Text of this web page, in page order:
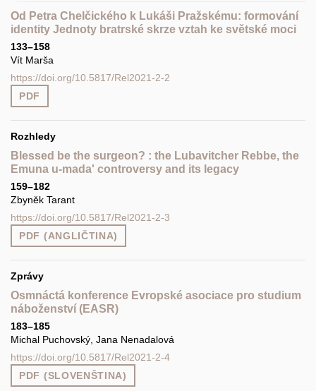
Od Petra Chelčického k Lukáši Pražskému: formování
identity Jednoty bratrské skrze vztah ke světské moci
133–158
Vít Marša
https://doi.org/10.5817/Rel2021-2-2
PDF
Rozhledy
Blessed be the surgeon? : the Lubavitcher Rebbe, the
Emuna u-mada' controversy and its legacy
159–182
Zbyněk Tarant
https://doi.org/10.5817/Rel2021-2-3
PDF (ANGLIČTINA)
Zprávy
Osmnáctá konference Evropské asociace pro studium
náboženství (EASR)
183–185
Michal Puchovský, Jana Nenadalová
https://doi.org/10.5817/Rel2021-2-4
PDF (SLOVENŠTINA)